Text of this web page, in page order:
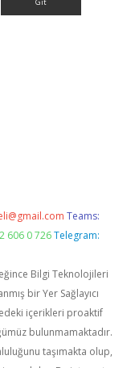
Teams:
606 0 726 Telegram:
Bilgi Teknolojileri
bir Yer Sağlayıcı
içerikleri proaktif
bulunmamaktadır.
taşımakta olup,